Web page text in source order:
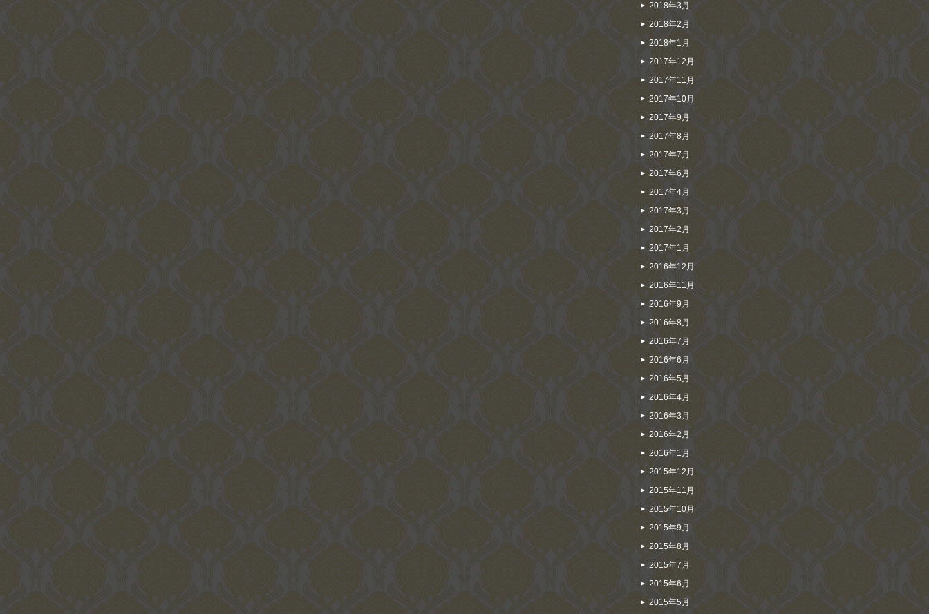
2018年3月
2018年2月
2018年1月
2017年12月
2017年11月
2017年10月
2017年9月
2017年8月
2017年7月
2017年6月
2017年4月
2017年3月
2017年2月
2017年1月
2016年12月
2016年11月
2016年9月
2016年8月
2016年7月
2016年6月
2016年5月
2016年4月
2016年3月
2016年2月
2016年1月
2015年12月
2015年11月
2015年10月
2015年9月
2015年8月
2015年7月
2015年6月
2015年5月